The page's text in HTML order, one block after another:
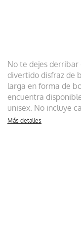
No te dejes derribar
divertido disfraz de
larga en forma de
encuentra
unisex. No incluye
Más detalles